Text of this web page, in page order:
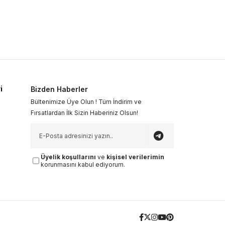
Bizden Haberler
Bültenimize Üye Olun ! Tüm İndirim ve
Fırsatlardan İlk Sizin Haberiniz Olsun!
Üyelik koşullarını ve kişisel verilerimin
korunmasını kabul ediyorum.